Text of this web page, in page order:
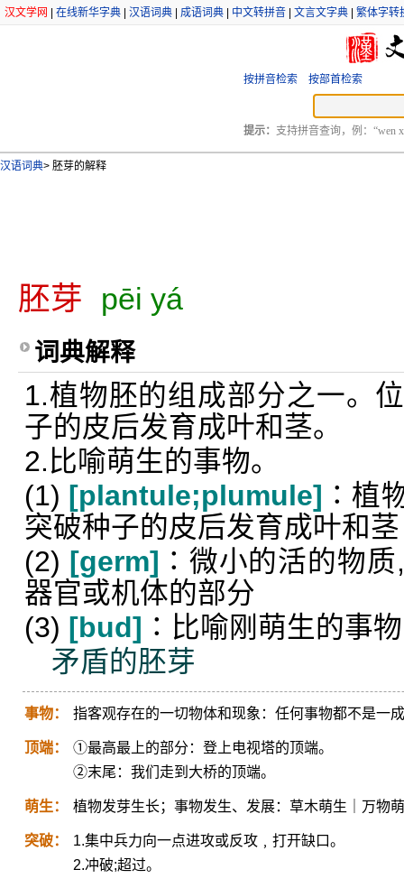
汉文学网 在线新华字典 汉语词典 成语词典 中文转拼音 文言文字典 繁体字转
按拼音检索 按部首检索
提示： 支持拼音查询，例：“wen
汉语词典> 胚芽的解释
胚芽 pēi yá
词典解释
1.植物胚的组成部分之一。
子的皮后发育成叶和茎。
2.比喻萌生的事物。
(1) [plantule;plumule] ∶植
突破种子的皮后发育成叶和茎
(2) [germ] ∶微小的活的物
器官或机体的部分
(3) [bud] ∶比喻刚萌生的事物
矛盾的胚芽
事物： 指客观存在的一切物体和现象：任何事物都不是一
顶端：
①最高最上的部分：登上电视塔的顶端。
②末尾：我们走到大桥的顶端。
萌生： 植物发芽生长；事物发生、发展：草木萌生｜万物
突破：
1.集中兵力向一点进攻或反攻﹐打开缺口。
2.冲破;超过。